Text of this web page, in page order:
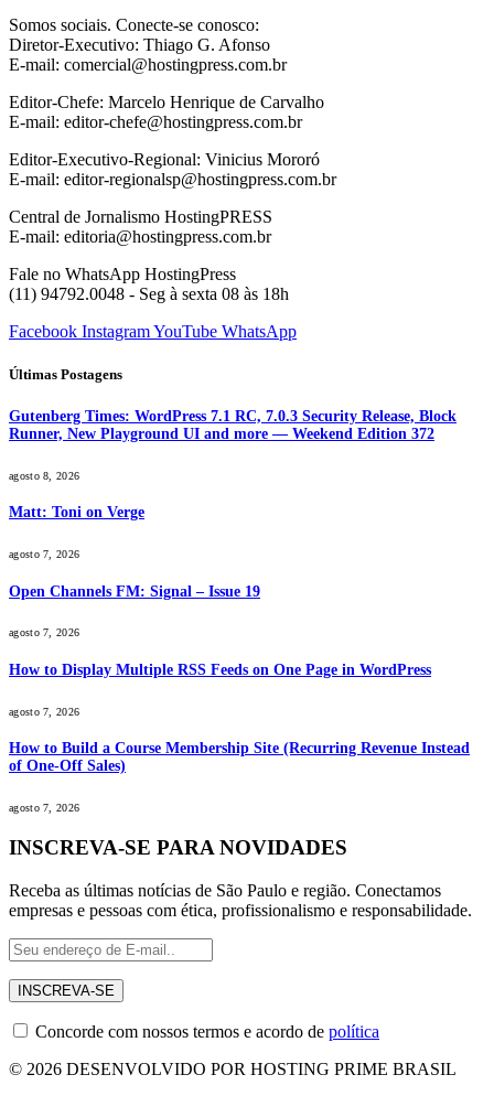
Somos sociais. Conecte-se conosco:
Diretor-Executivo: Thiago G. Afonso
E-mail: comercial@hostingpress.com.br
Editor-Chefe: Marcelo Henrique de Carvalho
E-mail: editor-chefe@hostingpress.com.br
Editor-Executivo-Regional: Vinicius Mororó
E-mail: editor-regionalsp@hostingpress.com.br
Central de Jornalismo HostingPRESS
E-mail: editoria@hostingpress.com.br
Fale no WhatsApp HostingPress
(11) 94792.0048 - Seg à sexta 08 às 18h
Facebook InstagramYouTube WhatsApp
Últimas Postagens
Gutenberg Times: WordPress 7.1 RC, 7.0.3 Security Release, Block
Runner, New Playground UI and more — Weekend Edition 372
agosto 8, 2026
Matt: Toni on Verge
agosto 7, 2026
Open Channels FM: Signal – Issue 19
agosto 7, 2026
How to Display Multiple RSS Feeds on One Page in WordPress
agosto 7, 2026
How to Build a Course Membership Site (Recurring Revenue Instead
of One-Off Sales)
agosto 7, 2026
INSCREVA-SE PARA NOVIDADES
Receba as últimas notícias de São Paulo e região. Conectamos
empresas e pessoas com ética, profissionalismo e responsabilidade.
Concorde com nossos termos e acordo de política
© 2026 DESENVOLVIDO POR HOSTING PRIME BRASIL